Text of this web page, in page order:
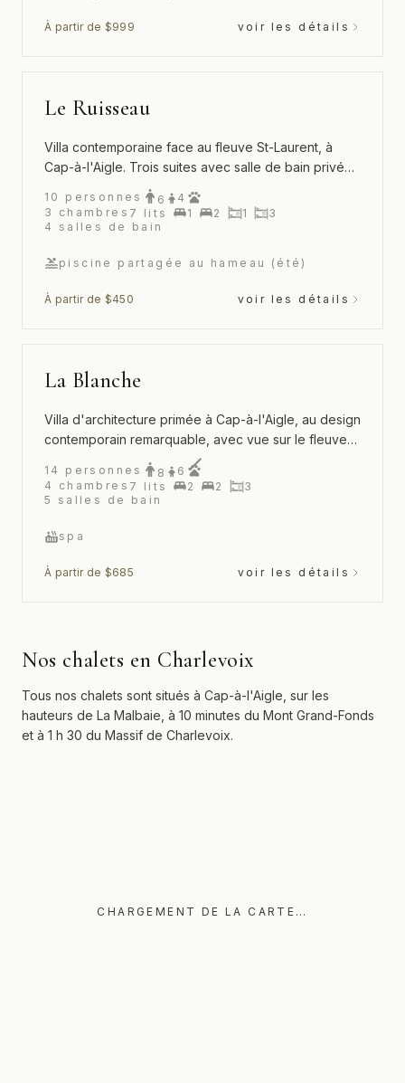
À partir de $999 voir les détails
Le Ruisseau
Villa contemporaine face au fleuve St-Laurent, à
Cap-à-l'Aigle. Trois suites avec salle de bain privée
et accès à la piscine et au tennis du Hameau.
10 personnes 6
4
3
chambres 7 lits 1 2 1
3
4
salles de bain
piscine partagée au hameau (été)
À partir de $450 voir les détails
La Blanche
Villa d'architecture primée à Cap-à-l'Aigle, au design
contemporain remarquable, avec vue sur le fleuve
St-Laurent et spa extérieur
14 personnes 8
6
4
chambres 7 lits 2 2
3
5
salles de bain
spa
À partir de $685 voir les détails
Nos chalets en Charlevoix
Tous nos chalets sont situés à Cap-à-l'Aigle, sur les
hauteurs de La Malbaie, à 10 minutes du Mont Grand-Fonds
et à 1 h 30 du Massif de Charlevoix.
CHARGEMENT DE LA CARTE…